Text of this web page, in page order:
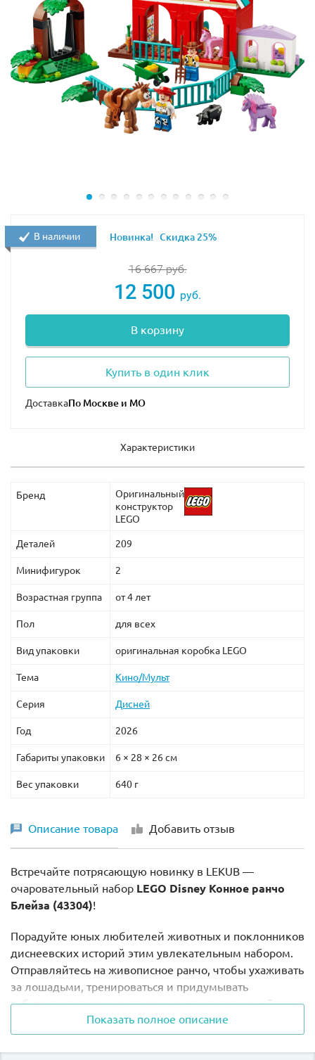
Экранотиран.
Аксессуары: портативное средство слежения, ноутбук.
Размеры элементов набора Лего 10759
“Эластика:Погоня на крыше” в собранном виде:
вертолет: 9х12х10 см;
разыгрывать еще больше сцен из любимого
16 667руб.
12 500 руб.
В корзину
Купить в один клик
Доставка
В наличии Новинка! Скидка 25%
Характеристики
Бренд
Оригинальный
конструктор
LEGO
Деталей 209
Минифигурок 2
Возрастная группа от 4 лет
Пол для всех
Вид упаковки оригинальная коробка LEGO
Тема Кино/Мульт
Серия Дисней
Год 2026
Габариты упаковки 6 × 28 × 26 см
Вес упаковки 640 г
Описание товара Добавить отзыв
Встречайте потрясающую новинку в LEKUB —
очаровательный набор LEGO Disney Конное ранчо
Блейза (43304)!
Порадуйте юных любителей животных и поклонников
диснеевских историй этим увлекательным набором.
Отправляйтесь на живописное ранчо, чтобы ухаживать
за лошадьми, тренироваться и придумывать
собственные загородные приключения в уютной
Главные фишки модели:
Показать полное описание